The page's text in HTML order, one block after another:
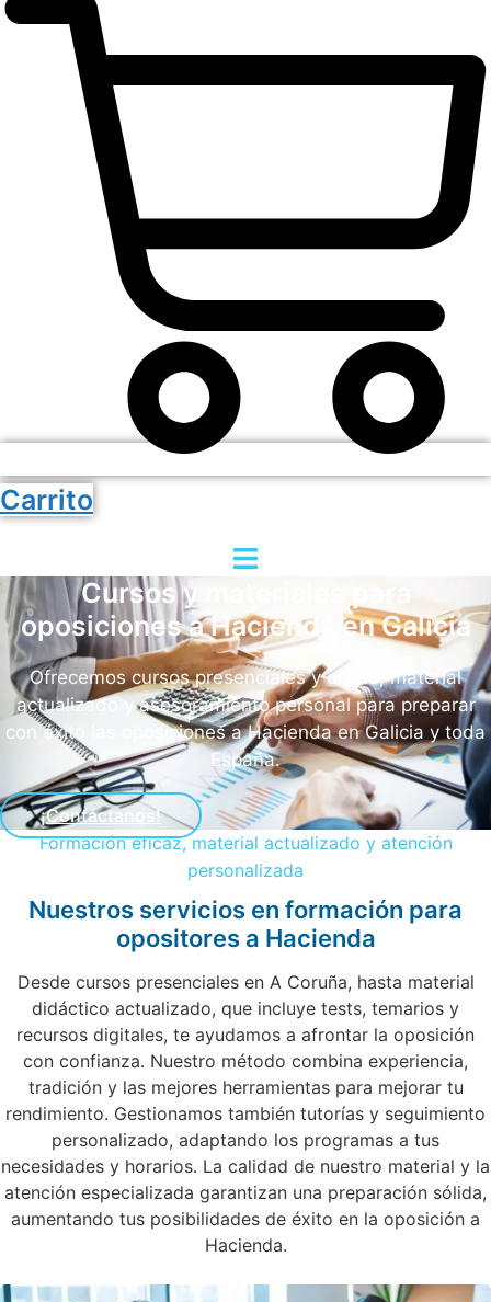
Carrito
Cursos y materiales para
oposiciones a Hacienda en Galicia
Ofrecemos cursos presenciales y online, material
actualizado y asesoramiento personal para preparar
con éxito las oposiciones a Hacienda en Galicia y toda
España.
¡Contáctanos!
Formación eficaz, material actualizado y atención
personalizada
Nuestros servicios en formación para
opositores a Hacienda
Desde cursos presenciales en A Coruña, hasta material
didáctico actualizado, que incluye tests, temarios y
recursos digitales, te ayudamos a afrontar la oposición
con confianza. Nuestro método combina experiencia,
tradición y las mejores herramientas para mejorar tu
rendimiento. Gestionamos también tutorías y seguimiento
personalizado, adaptando los programas a tus
necesidades y horarios. La calidad de nuestro material y la
atención especializada garantizan una preparación sólida,
aumentando tus posibilidades de éxito en la oposición a
Hacienda.